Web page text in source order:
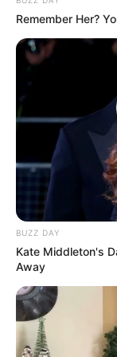
altungsplan
17.11.2026
in
im
07.12.2026
08.12.2026
Weiter
Remember Her?
BUZZ DAY
Kate Middleton's
Away